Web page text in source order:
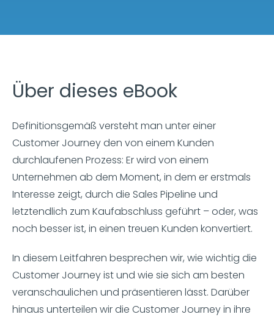
Über dieses eBook
Definitionsgemäß versteht man unter einer
Customer Journey den von einem Kunden
durchlaufenen Prozess: Er wird von einem
Unternehmen ab dem Moment, in dem er erstmals
Interesse zeigt, durch die Sales Pipeline und
letztendlich zum Kaufabschluss geführt – oder, was
noch besser ist, in einen treuen Kunden konvertiert.
In diesem Leitfahren besprechen wir, wie wichtig die
Customer Journey ist und wie sie sich am besten
veranschaulichen und präsentieren lässt. Darüber
hinaus unterteilen wir die Customer Journey in ihre